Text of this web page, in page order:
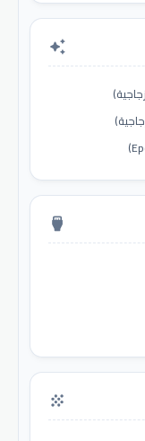
auto_awesome
settings_input_hdmi
grain